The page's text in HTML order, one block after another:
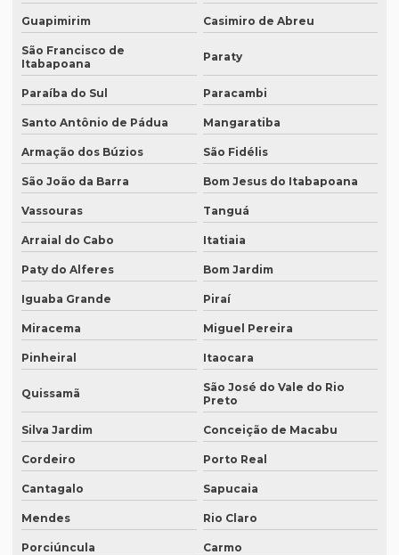
Empresa que traduz artigos científicos
Empresa que traduz artigos científicos em brasília
Empresa que traduz textos jurídicos
Empresa que traduz textos jurídicos em campinas
Empresa que traduz textos jurídicos em fortaleza
Empresa que transcreve áudios
Empresa que transcreve áudios em curitiba
Empresa que transcreve áudios em porto alegre
Empresa de revisão de textos em espanhol
Empresa de revisão de textos em francês
Empresa de revisão de textos em português
Empresa de revisão de textos técnicos
Empresa de tradução de artigos
Empresa de tradução de artigos em fortaleza
Empresa de tradução de artigos em inglês
Empresa de tradução de artigos no rio de janeiro
Guapimirim Casimiro de Abreu
São Francisco de
Itabapoana
Paraty
Paraíba do Sul Paracambi
Santo Antônio de Pádua Mangaratiba
Armação dos Búzios São Fidélis
São João da Barra Bom Jesus do Itabapoana
Vassouras Tanguá
Arraial do Cabo Itatiaia
Paty do Alferes Bom Jardim
Iguaba Grande Piraí
Miracema Miguel Pereira
Pinheiral Itaocara
Quissamã
São José do Vale do Rio
Preto
Silva Jardim Conceição de Macabu
Cordeiro Porto Real
Cantagalo Sapucaia
Mendes Rio Claro
Porciúncula Carmo